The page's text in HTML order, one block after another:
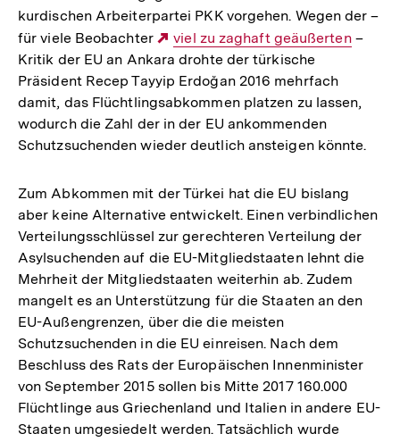
kurdischen Arbeiterpartei PKK vorgehen. Wegen der –
für viele Beobachter
Externer
Link:
viel zu zaghaft geäußerten–
Kritik der EU an Ankara drohte der türkische
Präsident Recep Tayyip Erdoğan 2016 mehrfach
damit, das Flüchtlingsabkommen platzen zu lassen,
wodurch die Zahl der in der EU ankommenden
Schutzsuchenden wieder deutlich ansteigen könnte.
Zum Abkommen mit der Türkei hat die EU bislang
aber keine Alternative entwickelt. Einen verbindlichen
Verteilungsschlüssel zur gerechteren Verteilung der
Asylsuchenden auf die EU-Mitgliedstaaten lehnt die
Mehrheit der Mitgliedstaaten weiterhin ab. Zudem
mangelt es an Unterstützung für die Staaten an den
EU-Außengrenzen, über die die meisten
Schutzsuchenden in die EU einreisen. Nach dem
Beschluss des Rats der Europäischen Innenminister
von September 2015 sollen bis Mitte 2017 160.000
Flüchtlinge aus Griechenland und Italien in andere EU-
Staaten umgesiedelt werden. Tatsächlich wurde